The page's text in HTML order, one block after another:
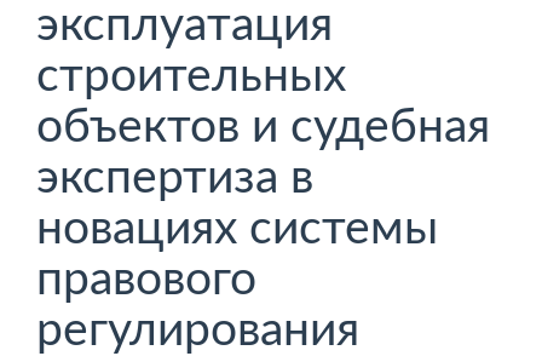
эксплуатация
строительных
объектов и судебная
экспертиза в
новациях системы
правового
регулирования